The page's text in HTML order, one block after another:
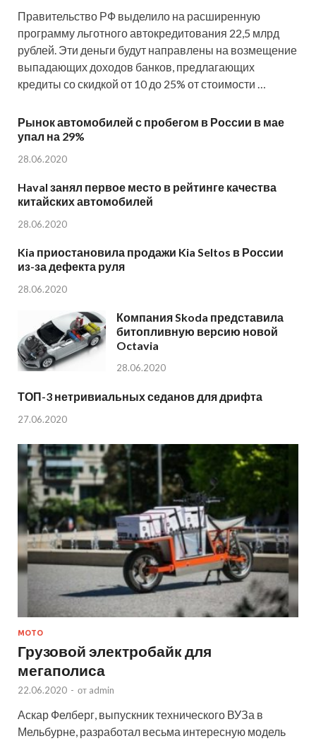
Правительство РФ выделило на расширенную
программу льготного автокредитования 22,5 млрд
рублей. Эти деньги будут направлены на возмещение
выпадающих доходов банков, предлагающих
кредиты со скидкой от 10 до 25% от стоимости …
Рынок автомобилей с пробегом в России в мае
упал на 29%
28.06.2020
Haval занял первое место в рейтинге качества
китайских автомобилей
28.06.2020
Kia приостановила продажи Kia Seltos в России
из-за дефекта руля
28.06.2020
Компания Skoda представила
битопливную версию новой
Octavia
28.06.2020
ТОП-3 нетривиальных седанов для дрифта
27.06.2020
МОТО
Грузовой электробайк для
мегаполиса
22.06.2020 - от admin
Аскар Фелберг, выпускник технического ВУЗа в
Мельбурне, разработал весьма интересную модель